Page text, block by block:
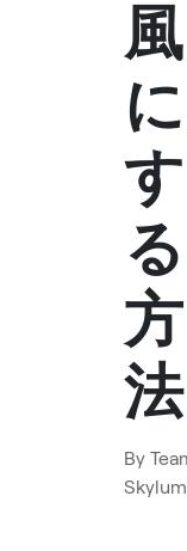
風
に
す
る
方
法
By
Skylum